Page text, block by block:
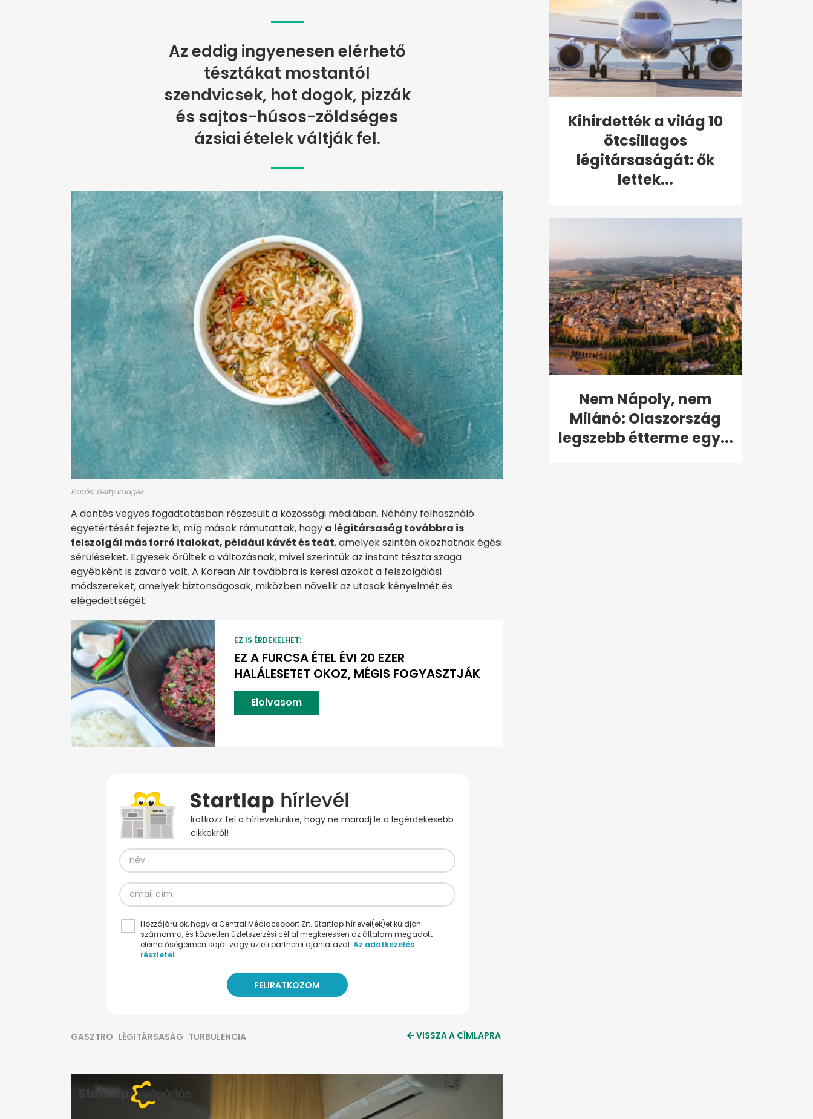
Az eddig ingyenesen elérhető
tésztákat mostantól
szendvicsek, hot dogok, pizzák
és sajtos-húsos-zöldséges
ázsiai ételek váltják fel.
Forrás: Getty Images
A döntés vegyes fogadtatásban részesült a közösségi médiában. Néhány felhasználó
egyetértését fejezte ki, míg mások rámutattak, hogy a légitársaság továbbra is
felszolgál más forró italokat, például kávét és teát, amelyek szintén okozhatnak égési
sérüléseket. Egyesek örültek a változásnak, mivel szerintük az instant tészta szaga
egyébként is zavaró volt. A Korean Air továbbra is keresi azokat a felszolgálási
módszereket, amelyek biztonságosak, miközben növelik az utasok kényelmét és
elégedettségét.
EZ IS ÉRDEKELHET:
EZ A FURCSA ÉTEL ÉVI 20 EZER
HALÁLESETET OKOZ, MÉGIS FOGYASZTJÁK
Elolvasom
Iratkozz fel a hírlevelünkre, hogy ne maradj le a legérdekesebb
cikkekről!
Hozzájárulok, hogy a Central Médiacsoport Zrt. Startlap hírlevel(ek)et küldjön
számomra, és közvetlen üzletszerzési céllal megkeressen az általam megadott
elérhetőségeimen saját vagy üzleti partnerei ajánlatával. Az adatkezelés
részletei
GASZTRO LÉGITÁRSASÁG TURBULENCIA VISSZA A CÍMLAPRA
Kihirdették a világ 10
ötcsillagos
légitársaságát: ők
lettek...
Nem Nápoly, nem
Milánó: Olaszország
legszebb étterme egy...